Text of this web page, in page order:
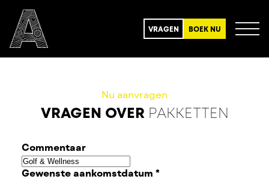
VRAGEN BOEK NU
Nu aanvragen
VRAGEN OVER PAKKETTEN
Commentaar
Gewenste aankomstdatum *